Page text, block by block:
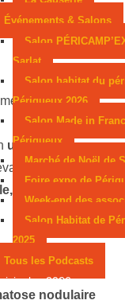
Événements & Salons
Salon
Sarlat
Salon habitat du
Périgueux 2026
Salon Made in
Périgueux
Marché de Noël de
Foire expo de
Week-end des
Salon Habitat de
2025
Tous les Podcasts
2026
àPérigueux
une centaine
la
foin et lisier
nodulaire